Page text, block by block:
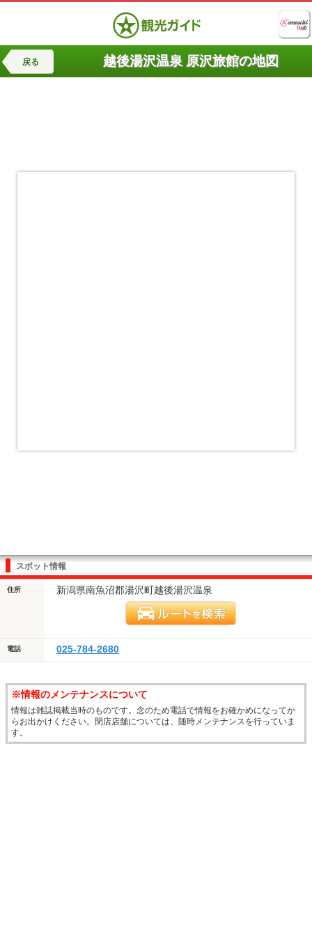
戻る 越後湯沢温泉 原沢旅館の地図
スポット情報
住所 新潟県南魚沼郡湯沢町越後湯沢温泉
電話 025-784-2680
※情報のメンテナンスについて
情報は雑誌掲載当時のものです。念のため電話で情報をお確かめになってか
らお出かけください。閉店店舗については、随時メンテナンスを行っていま
す。